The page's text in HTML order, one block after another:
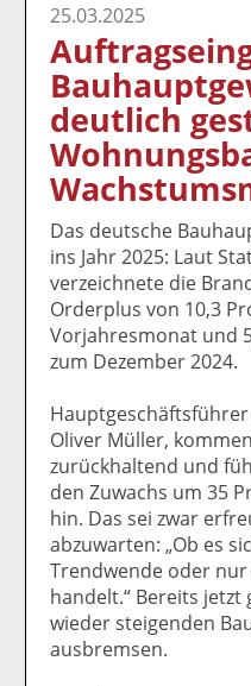
25.03.2025
deutlich
Das deutsche
ins Jahr 2025: Laut
verzeichnete die
Orderplus von 10,3
Vorjahresmonat und
zum Dezember 2024.
Hauptgeschäftsführer
Oliver Müller,
zurückhaltend und
den Zuwachs um 35
hin. Das sei zwar
abzuwarten: „Ob es
Trendwende oder
handelt.“ Bereits jetzt
wieder steigenden
ausbremsen.